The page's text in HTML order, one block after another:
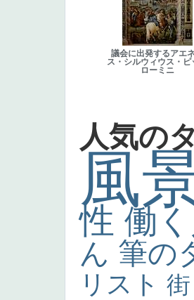
議会に出発するアエ
ス・シルウィウス・ピ
ローミニ
人気の
風
性 働
ん 筆の
リスト 街